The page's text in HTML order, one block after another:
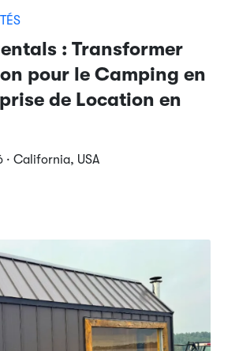
: Transformer
pour le Camping en
de Location en
· California, USA